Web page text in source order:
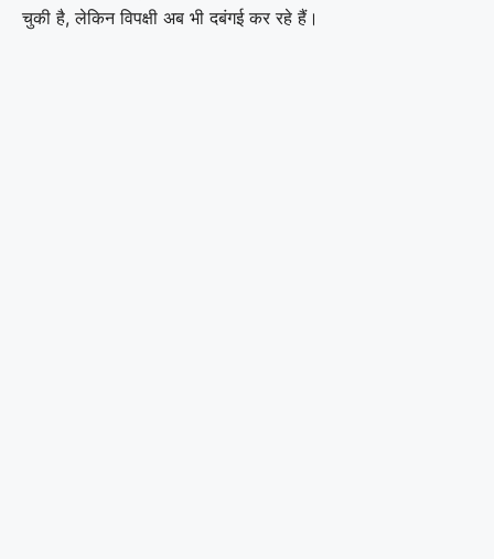
चुकी है, लेकिन विपक्षी अब भी दबंगई कर रहे हैं।